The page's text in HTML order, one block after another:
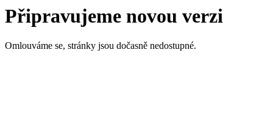
Připravujeme novou verzi
Omlouváme se, stránky jsou dočasně nedostupné.